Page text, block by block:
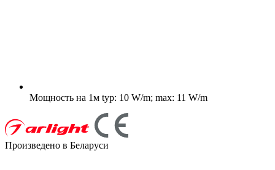
Мощность на 1м typ: 10 W/m; max: 11 W/m
Произведено в Беларуси